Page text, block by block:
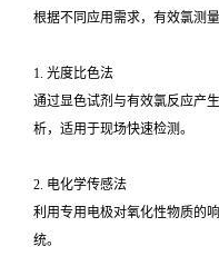
根据不同应用需求，有效氯测
1. 光度比色法
通过显色试剂与有效氯反应产
析，适用于现场快速检测。
2. 电化学传感法
利用专用电极对氧化性物质的
统。